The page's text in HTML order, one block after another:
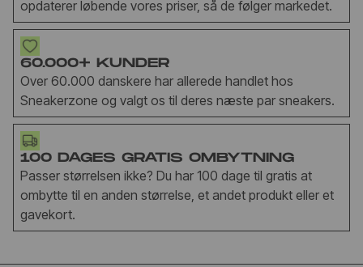
opdaterer løbende vores priser, så de følger markedet.
60.000+ KUNDER
Over 60.000 danskere har allerede handlet hos
Sneakerzone og valgt os til deres næste par sneakers.
100 DAGES GRATIS OMBYTNING
Passer størrelsen ikke? Du har 100 dage til gratis at
ombytte til en anden størrelse, et andet produkt eller et
gavekort.